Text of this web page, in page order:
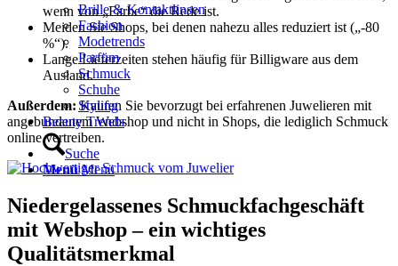
Brille & Kontaktlinsen
Fashion
Modetrends
Parfüm
Schmuck
Schuhe
Styling
Beauty Trends
Suche
Menü Menü
wenn von „Farbe“ die Rede ist.
Meiden Sie Shops, bei denen nahezu alles reduziert ist („-80
%“).
Lange Lieferzeiten stehen häufig für Billigware aus dem
Ausland.
Außerdem: Kaufen Sie bevorzugt bei erfahrenen Juwelieren mit
angebundenem Webshop und nicht in Shops, die lediglich Schmuck
online vertreiben.
Niedergelassenes Schmuckfachgeschäft
mit Webshop – ein wichtiges
Qualitätsmerkmal